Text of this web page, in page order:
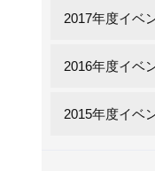
2017年度イベ
2016年度イベ
2015年度イベ